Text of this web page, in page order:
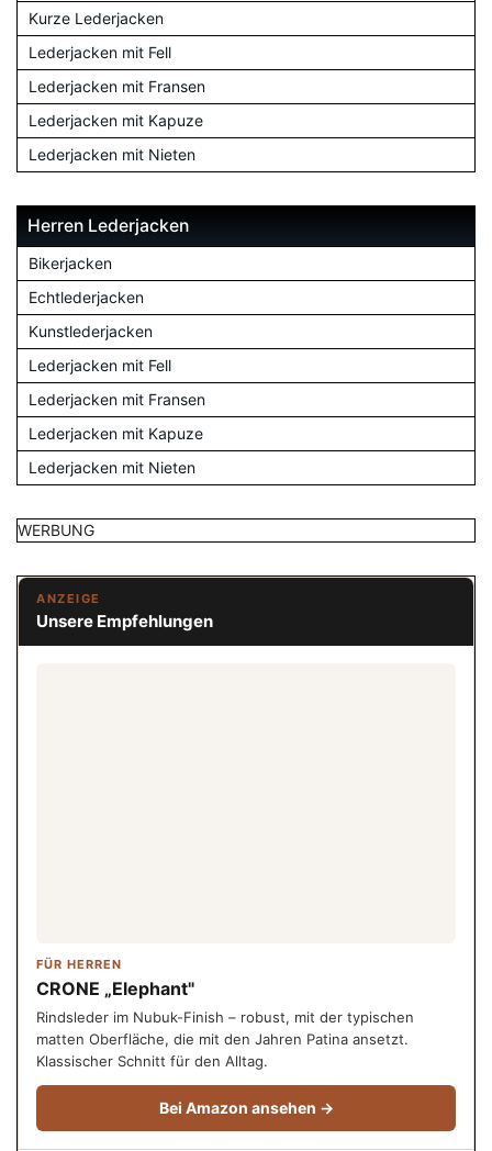
Kurze Lederjacken
Lederjacken mit Fell
Lederjacken mit Fransen
Lederjacken mit Kapuze
Lederjacken mit Nieten
Herren Lederjacken
Bikerjacken
Echtlederjacken
Kunstlederjacken
Lederjacken mit Fell
Lederjacken mit Fransen
Lederjacken mit Kapuze
Lederjacken mit Nieten
WERBUNG
ANZEIGE
Unsere Empfehlungen
FÜR HERREN
CRONE „Elephant"
Rindsleder im Nubuk-Finish – robust, mit der typischen
matten Oberfläche, die mit den Jahren Patina ansetzt.
Klassischer Schnitt für den Alltag.
Bei Amazon ansehen →